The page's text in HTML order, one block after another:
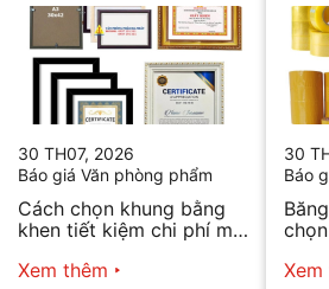
30 TH07, 2026
Báo giá Văn phòng phẩm
Cách chọn khung bằng
khen tiết kiệm chi phí mà
Xem thêm
30
Báo
Xem